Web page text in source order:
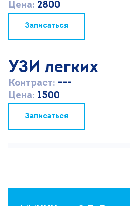
Цена: 2800
Записаться
УЗИ легких
Контраст: ---
Цена: 1500
Записаться